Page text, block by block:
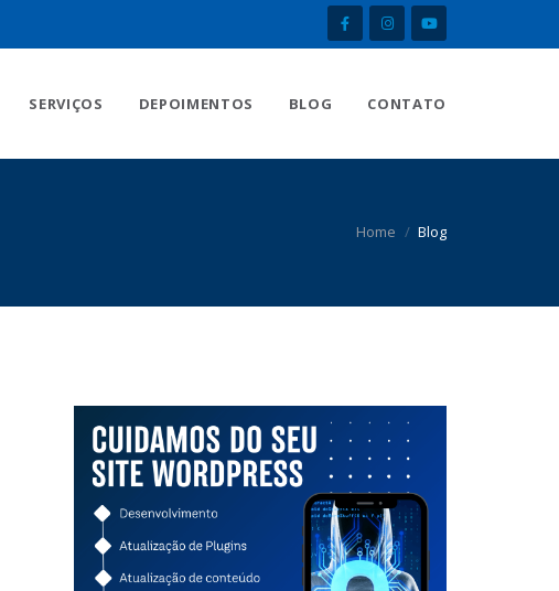
SERVIÇOS DEPOIMENTOS BLOG CONTATO
Home Blog